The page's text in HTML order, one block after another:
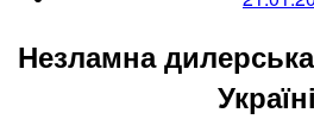
Незламна
Україні